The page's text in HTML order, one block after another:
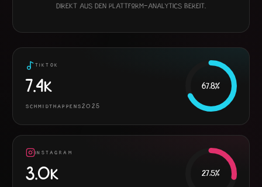
direkt aus den Plattform-Analytics bereit.
TIKTOK
7.4K
SCHMIDTHAPPENS2025
67.8%
INSTAGRAM
3.0K 27.5%